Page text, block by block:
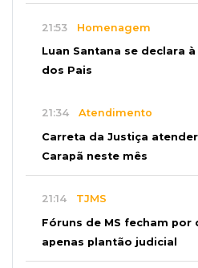
21:53 Homenagem
Luan Santana se declara
dos Pais
21:34 Atendimento
Carreta da Justiça
Carapã neste mês
21:14 TJMS
Fóruns de MS fecham por
apenas plantão judicial